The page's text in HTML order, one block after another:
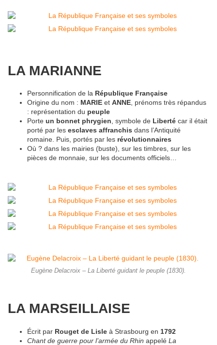
LA MARIANNE
Personnification de la République Française
Origine du nom : MARIE et ANNE, prénoms très répandus
: représentation du peuple
Porte un bonnet phrygien, symbole de Liberté car il était
porté par les esclaves affranchis dans l’Antiquité
romaine. Puis, portés par les révolutionnaires
Où ? dans les mairies (buste), sur les timbres, sur les
pièces de monnaie, sur les documents officiels…
Eugène Delacroix – La Liberté guidant le peuple (1830).
LA MARSEILLAISE
Écrit par Rouget de Lisle à Strasbourg en 1792
Chant de guerre pour l’armée du Rhin appelé La